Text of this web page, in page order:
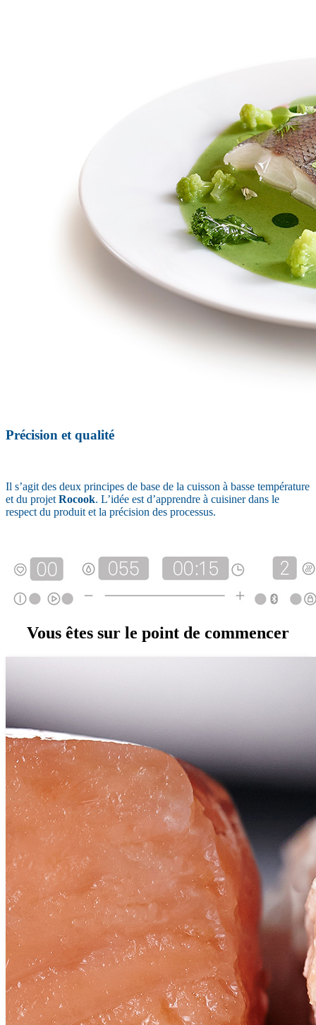
Précision et qualité
Il s’agit des deux principes de base de la cuisson à basse température
et du projet Rocook. L’idée est d’apprendre à cuisiner dans le
respect du produit et la précision des processus.
Vous êtes sur le point de commencer